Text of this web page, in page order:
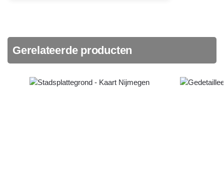
Gerelateerde producten